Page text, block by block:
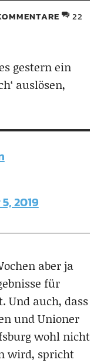
22
gestern ein
auslösen,
2019
aber ja
für
Und auch, dass
und Unioner
wohl nicht
wird, spricht